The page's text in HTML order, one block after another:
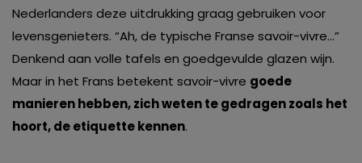
Nederlanders deze uitdrukking graag gebruiken voor
levensgenieters. “Ah, de typische Franse savoir-vivre…”
Denkend aan volle tafels en goedgevulde glazen wijn.
Maar in het Frans betekent savoir-vivre goede
manieren hebben, zich weten te gedragen zoals het
hoort, de etiquette kennen.